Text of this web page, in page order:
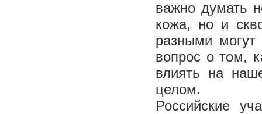
важно думать
кожа, но и
разными могут
вопрос о том,
влиять на
целом.
Российские